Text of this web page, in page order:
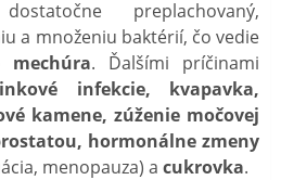
preplachovaný,
a množeniu baktérií, čo vedie
mechúra. Ďalšími príčinami
infekcie, kvapavka,
kamene, zúženie močovej
hormonálne zmeny
menopauza) a cukrovka.